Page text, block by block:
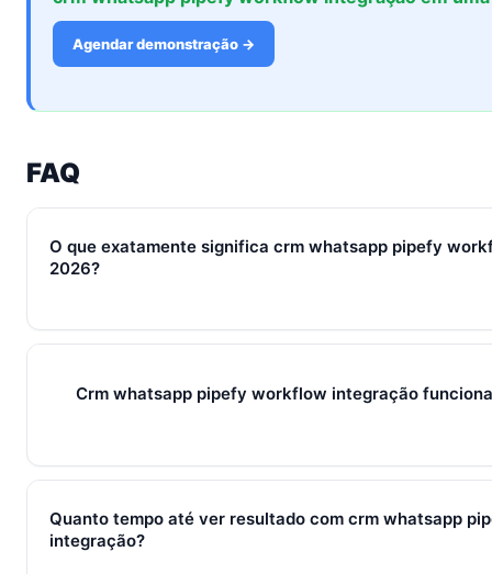
Agendar demonstração →
FAQ
O que exatamente significa crm whatsapp pipefy
2026?
Em 2026, crm whatsapp pipefy workflow integração
venda em um fluxo único. Em PMEs brasileiras, gira sempre
Crm whatsapp pipefy workflow integração
Sim — e quanto antes melhor. Implantar crm whatsapp
197/mês com 7 dias grátis sem cartão.
Quanto tempo até ver resultado com crm whatsapp
integração?